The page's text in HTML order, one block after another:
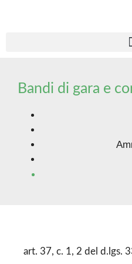
Bandi di gara e
art. 37, c. 1, 2 del d.lgs.